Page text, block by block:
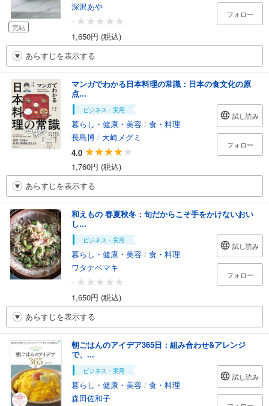
完結
深沢あや
-
1,650円 (税込)
フォロー
あらすじを表示する
マンガでわかる日本料理の常識：日本の食文化の原
点...
ビジネス・実用
暮らし・健康・美容 / 食・料理
長島博 / 大崎メグミ
4.0
1,760円 (税込)
試し読み
フォロー
あらすじを表示する
和えもの 春夏秋冬：旬だからこそ手をかけないおい
し...
ビジネス・実用
暮らし・健康・美容 / 食・料理
ワタナベマキ
-
1,650円 (税込)
試し読み
フォロー
あらすじを表示する
朝ごはんのアイデア365日：組み合わせ&アレンジ
で、...
ビジネス・実用
暮らし・健康・美容 / 食・料理
森田佐和子
試し読み